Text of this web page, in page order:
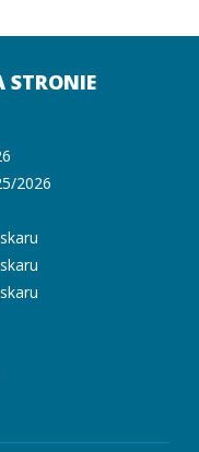
STRONIE
2026